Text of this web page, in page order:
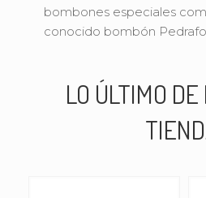
bombones especiales
conocido bombón
LO ÚLTIMO